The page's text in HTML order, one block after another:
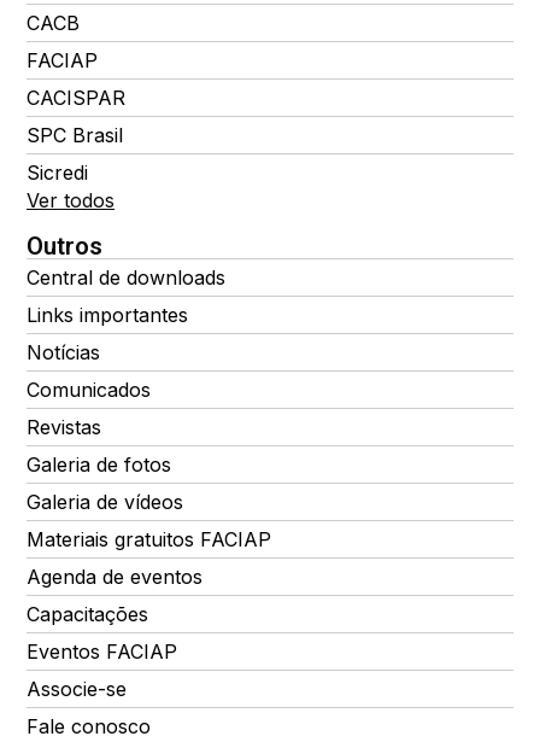
CACB
FACIAP
CACISPAR
SPC Brasil
Sicredi
Ver todos
Outros
Central de downloads
Links importantes
Notícias
Comunicados
Revistas
Galeria de fotos
Galeria de vídeos
Materiais gratuitos FACIAP
Agenda de eventos
Capacitações
Eventos FACIAP
Associe-se
Fale conosco